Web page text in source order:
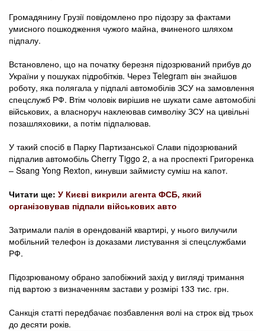
Громадянину Грузії повідомлено про підозру за фактами
умисного пошкодження чужого майна, вчиненого шляхом
підпалу.
Встановлено, що на початку березня підозрюваний прибув до
України у пошуках підробітків. Через Telegram він знайшов
роботу, яка полягала у підпалі автомобілів ЗСУ на замовлення
спецслужб РФ. Втім чоловік вирішив не шукати саме автомобілі
військових, а власноруч наклеював символіку ЗСУ на цивільні
позашляховики, а потім підпалював.
У такий спосіб в Парку Партизанської Слави підозрюваний
підпалив автомобіль Cherry Tiggo 2, а на проспекті Григоренка
– Ssang Yong Rexton, кинувши займисту суміш на капот.
Читати ще: У Києві викрили агента ФСБ, який
організовував підпали військових авто
Затримали палія в орендованій квартирі, у нього вилучили
мобільний телефон із доказами листування зі спецслужбами
РФ.
Підозрюваному обрано запобіжний захід у вигляді тримання
під вартою з визначенням застави у розмірі 133 тис. грн.
Санкція статті передбачає позбавлення волі на строк від трьох
до десяти років.